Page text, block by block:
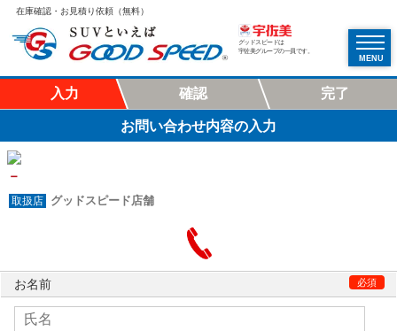
在庫確認・お見積り依頼（無料）
グッドスピードは
宇佐美グループの一員です。
MENU
入力 確認 完了
お問い合わせ内容の入力
－
グッドスピード店舗
お名前 必須